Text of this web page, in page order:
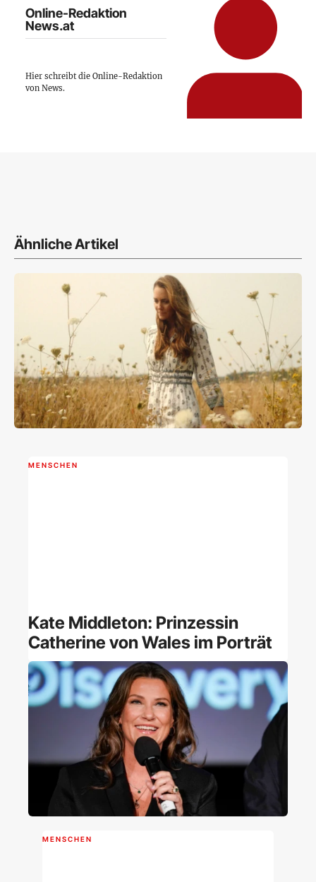
Online-Redaktion
News.at
Hier schreibt die Online-Redaktion
von News.
Ähnliche Artikel
MENSCHEN
Kate Middleton: Prinzessin
Catherine von Wales im Porträt
MENSCHEN